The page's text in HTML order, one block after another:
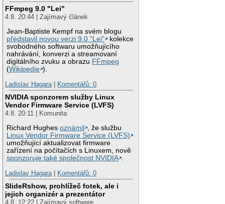
FFmpeg 9.0 "Lei"
4.8. 20:44 | Zajímavý článek
Jean-Baptiste Kempf na svém blogu
představil novou verzi 9.0 "Lei"
kolekce
svobodného softwaru umožňujícího
nahrávání, konverzi a streamovaní
digitálního zvuku a obrazu FFmpeg
(Wikipedie ).
Ladislav Hagara
Komentářů: 0
NVIDIA sponzorem služby Linux
Vendor Firmware Service (LVFS)
4.8. 20:11 | Komunita
Richard Hughesoznámil
, že službu
Linux Vendor Firmware Service (LVFS)
umožňující aktualizovat firmware
zařízení na počítačích s Linuxem, nově
sponzoruje také společnost NVIDIA .
Ladislav Hagara | Komentářů: 0
SlideRshow, prohlížeč fotek, ale i
jejich organizér a prezentátor
4.8. 12:22 | Zajímavý software